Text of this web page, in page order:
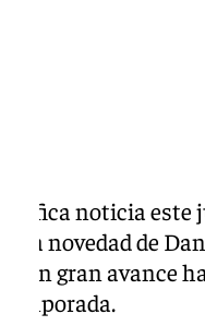
noticia este
la novedad de
un gran avance